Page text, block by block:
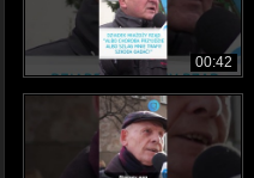
00:42